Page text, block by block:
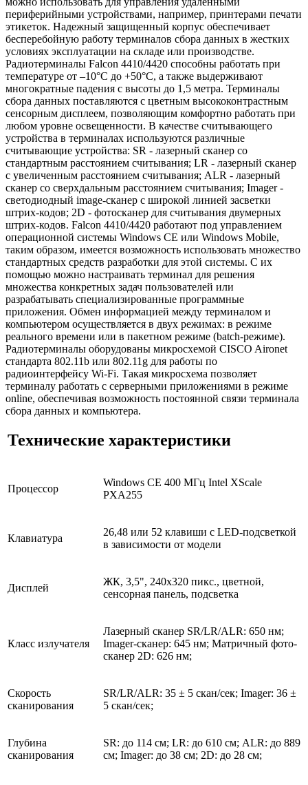
периферийными устройствами, например, принтерами печати
этикеток. Надежный защищенный корпус обеспечивает
бесперебойную работу терминалов сбора данных в жестких
условиях эксплуатации на складе или производстве.
Радиотерминалы Falcon 4410/4420 способны работать при
температуре от –10°С до +50°С, а также выдерживают
многократные падения с высоты до 1,5 метра. Терминалы
сбора данных поставляются с цветным высококонтрастным
сенсорным дисплеем, позволяющим комфортно работать при
любом уровне освещенности. В качестве считывающего
устройства в терминалах используются различные
считывающие устройства: SR - лазерный сканер со
стандартным расстоянием считывания; LR - лазерный сканер
с увеличенным расстоянием считывания; ALR - лазерный
сканер со сверхдальным расстоянием считывания; Imager -
светодиодный image-сканер с широкой линией засветки
штрих-кодов; 2D - фотосканер для считывания двумерных
штрих-кодов. Falcon 4410/4420 работают под управлением
операционной системы Windows CE или Windows Mobile,
таким образом, имеется возможность использовать множество
стандартных средств разработки для этой системы. С их
помощью можно настраивать терминал для решения
множества конкретных задач пользователей или
разрабатывать специализированные программные
приложения. Обмен информацией между терминалом и
компьютером осуществляется в двух режимах: в режиме
реального времени или в пакетном режиме (batch-режиме).
Радиотерминалы оборудованы микросхемой CISCO Aironet
стандарта 802.11b или 802.11g для работы по
радиоинтерфейсу Wi-Fi. Такая микросхема позволяет
терминалу работать с серверными приложениями в режиме
online, обеспечивая возможность постоянной связи терминала
сбора данных и компьютера.
Технические характеристики
Процессор
Windows CE 400 МГц Intel XScale
PXA255
Клавиатура
26,48 или 52 клавиши с LED-подсветкой
в зависимости от модели
Дисплей
ЖК, 3,5", 240х320 пикс., цветной,
сенсорная панель, подсветка
Класс излучателя
Лазерный сканер SR/LR/ALR: 650 нм;
Imager-сканер: 645 нм; Матричный фото-
сканер 2D: 626 нм;
Скорость
сканирования
SR/LR/ALR: 35 ± 5 скан/сек; Imager: 36 ±
5 скан/сек;
Глубина
сканирования
SR: до 114 см; LR: до 610 см; ALR: до 889
см; Imager: до 38 см; 2D: до 28 см;